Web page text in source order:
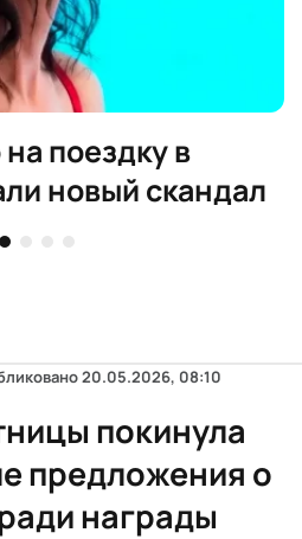
поездку в
новый скандал
20.05.2026, 08:10
покинула
предложения о
награды